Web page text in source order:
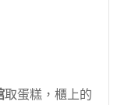
取蛋糕，櫃上的